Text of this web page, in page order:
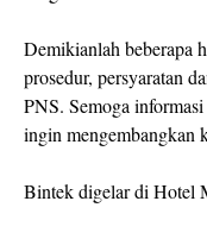
Demikianlah beberapa
prosedur, persyaratan
PNS. Semoga
ingin mengembangkan
Bintek digelar di Hotel